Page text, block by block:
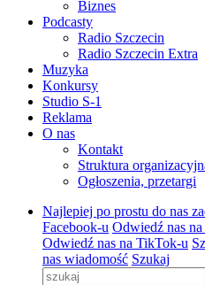
Biznes
Podcasty
Radio Szczecin
Radio Szczecin Extra
Muzyka
Konkursy
Studio S-1
Reklama
O nas
Kontakt
Struktura
Ogłoszenia, przetargi
Najlepiej po prostu do nas
Facebook-u Odwiedź nas
Odwiedź nas na TikTok-u
nas wiadomość Szukaj